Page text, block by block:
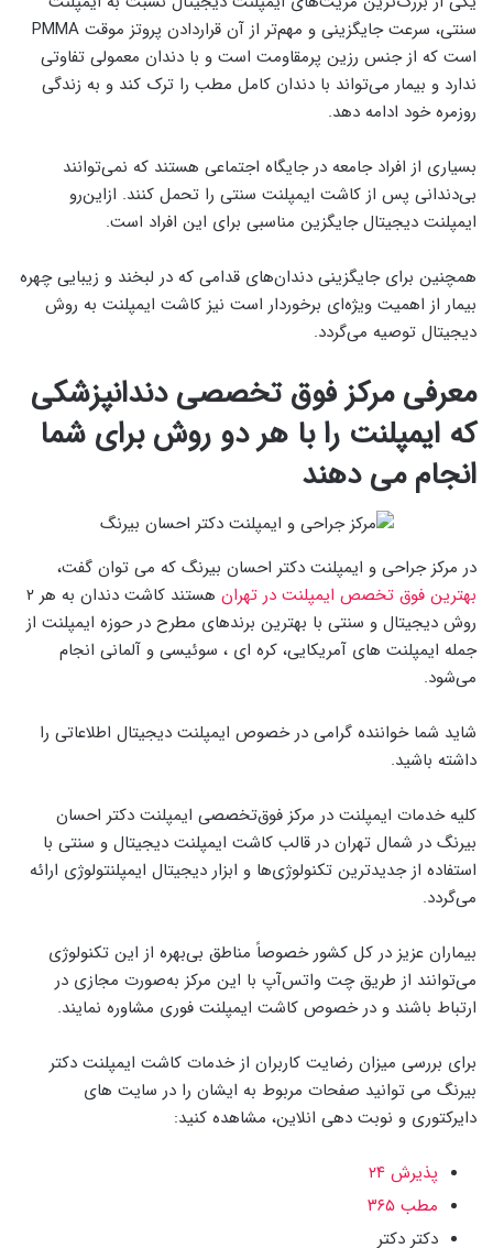
سنتی، سرعت جایگزینی و مهم‌تر از آن قراردادن پروتز موقت PMMA
است که از جنس رزین پرمقاومت است و با دندان معمولی تفاوتی
ندارد و بیمار می‌تواند با دندان کامل مطب را ترک کند و به زندگی
روزمره خود ادامه دهد.
بسیاری از افراد جامعه در جایگاه اجتماعی هستند که نمی‌توانند
بی‌دندانی پس از کاشت ایمپلنت سنتی را تحمل کنند. ازاین‌رو
ایمپلنت دیجیتال جایگزین مناسبی برای این افراد است.
همچنین برای جایگزینی دندان‌های قدامی که در لبخند و زیبایی چهره
بیمار از اهمیت ویژه‌ای برخوردار است نیز کاشت ایمپلنت به روش
دیجیتال توصیه می‌گردد.
معرفی مرکز فوق تخصصی دندانپزشکی
که ایمپلنت را با هر دو روش برای شما
انجام می دهند
در مرکز جراحی و ایمپلنت دکتر احسان بیرنگ که می توان گفت،
بهترین فوق تخصص ایمپلنت در تهران
هستند کاشت دندان به هر ۲
روش دیجیتال و سنتی با بهترین برندهای مطرح در حوزه ایمپلنت از
جمله ایمپلنت های آمریکایی، کره ای ، سوئیسی و آلمانی انجام
می‌شود.
شاید شما خواننده گرامی در خصوص ایمپلنت دیجیتال اطلاعاتی را
داشته باشید.
کلیه خدمات ایمپلنت در مرکز فوق‌تخصصی ایمپلنت دکتر احسان
بیرنگ در شمال تهران در قالب کاشت ایمپلنت دیجیتال و سنتی با
استفاده از جدیدترین تکنولوژی‌ها و ابزار دیجیتال ایمپلنتولوژی ارائه
می‌گردد.
بیماران عزیز در کل کشور خصوصاً مناطق بی‌بهره از این تکنولوژی
می‌توانند از طریق چت واتس‌آپ با این مرکز به‌صورت مجازی در
ارتباط باشند و در خصوص کاشت ایمپلنت فوری مشاوره نمایند.
برای بررسی میزان رضایت کاربران از خدمات کاشت ایمپلنت دکتر
بیرنگ می توانید صفحات مربوط به ایشان را در سایت های
دایرکتوری و نوبت دهی انلاین، مشاهده کنید:
پذیرش ۲۴
مطب ۳۶۵
دکتر دکتر